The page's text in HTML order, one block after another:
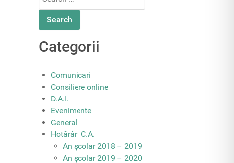
Categorii
Comunicari
Consiliere online
D.A.I.
Evenimente
General
Hotărâri C.A.
An școlar 2018 – 2019
An școlar 2019 – 2020